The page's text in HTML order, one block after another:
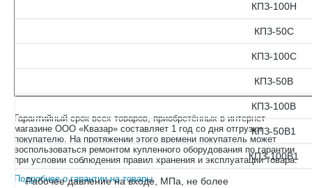
КПЗ-100Н
КПЗ-50С
КПЗ-100С
КПЗ-50В
КПЗ-100В
КПЗ-50В1
КПЗ-100В1
Рабочее давление на входе, МПа, не более
Гарантийный срок всех товаров, приобретённых в интернет-
магазине ООО «Квазар» составляет 1 год со дня отгрузки
покупателю. На протяжении этого времени покупатель может
воспользоваться ремонтом купленного оборудования по гарантии
при условии соблюдения правил хранения и эксплуатации товара.
Подробнее о гарантии на товары.